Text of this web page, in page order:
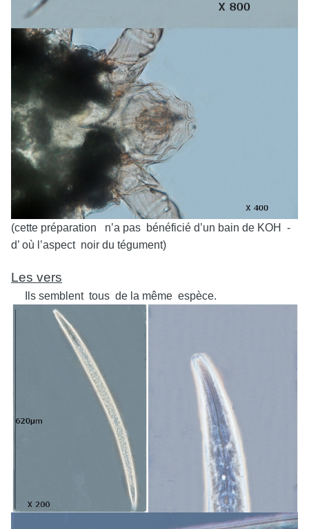
(cette préparation n’a pas bénéficié d’un bain de KOH -
d’ où l’aspect noir du tégument)
Les vers
Ils semblent tous de la même espèce.